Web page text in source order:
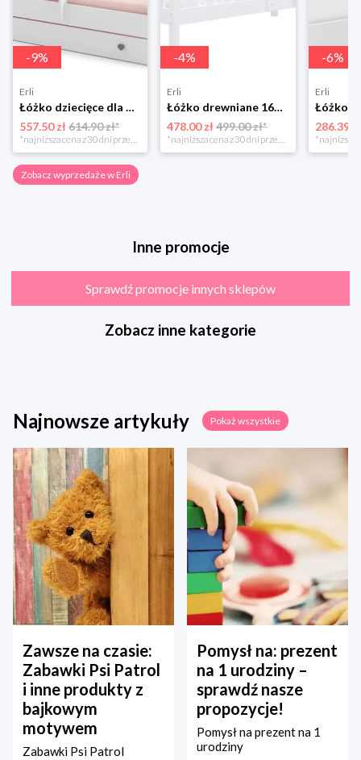
-9%
Erli
Łóżko dziecięce dla dziewczynki EmmaKOBI 160x80 białe z szufladą + materac
557.50 zł614.90 zł*
-4%
Erli
Łóżko drewniane 160x80 + materac BOBO P
478.00 zł 499.00 zł*
-6%
Erli
286.39 zł
Zobacz wyprzedaże w Erli
Inne promocje
Sprawdź promocje innych sklepów
Zobacz inne kategorie
Najnowsze artykuły Pokaż wszystkie
Zawsze na czasie:
Zabawki Psi Patrol
i inne produkty z
bajkowym
motywem
Zabawki Psi Patrol
Pomysł na: prezent
na 1 urodziny –
sprawdź nasze
propozycje!
Pomysł na prezent na 1
urodziny